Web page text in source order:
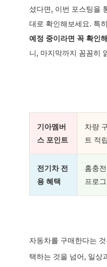
셨다면, 이번 포스팅을
대로 확인해보세요. 특히
예정 중이라면 꼭 확인
니, 마지막까지 꼼꼼히
기아멤버
스 포인트
차량
트 적
전기차 전
용 혜택
홈충
프로
자동차를 구매한다는
택하는 것을 넘어, 일상